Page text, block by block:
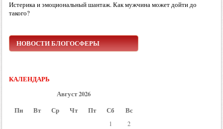
Истерика и эмоциональный шантаж. Как мужчина может дойти до
такого?
НОВОСТИ БЛОГОСФЕРЫ
КАЛЕНДАРЬ
Август 2026
Пн
Вт Ср Чт Пт Сб Вс
1
2